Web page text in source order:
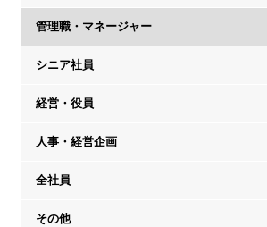
管理職・マネージャー
シニア社員
経営・役員
人事・経営企画
全社員
その他